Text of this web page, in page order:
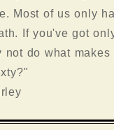
Most of us only
If you've got
not do what makes